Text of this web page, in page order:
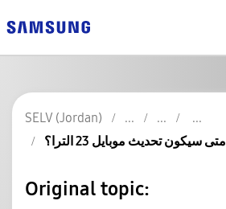
SELV (Jordan)
متى سيكون تحديث موبايل 23 الترا؟
Original topic: